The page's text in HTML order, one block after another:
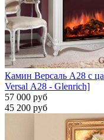
Камин Версаль A28 с
Versal А28 - Glenrich]
57 000 руб
45 200 руб